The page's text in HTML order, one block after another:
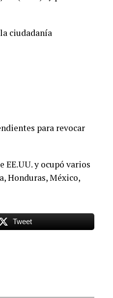
ciudadanía
para revocar
EE.UU. y ocupó varios
Honduras, México,
Tweet